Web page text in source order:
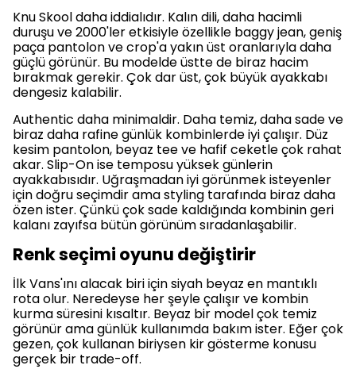
Knu Skool daha iddialıdır. Kalın dili, daha hacimli
duruşu ve 2000'ler etkisiyle özellikle baggy jean, geniş
paça pantolon ve crop'a yakın üst oranlarıyla daha
güçlü görünür. Bu modelde üstte de biraz hacim
bırakmak gerekir. Çok dar üst, çok büyük ayakkabı
dengesiz kalabilir.
Authentic daha minimaldir. Daha temiz, daha sade ve
biraz daha rafine günlük kombinlerde iyi çalışır. Düz
kesim pantolon, beyaz tee ve hafif ceketle çok rahat
akar. Slip-On ise temposu yüksek günlerin
ayakkabısıdır. Uğraşmadan iyi görünmek isteyenler
için doğru seçimdir ama styling tarafında biraz daha
özen ister. Çünkü çok sade kaldığında kombinin geri
kalanı zayıfsa bütün görünüm sıradanlaşabilir.
Renk seçimi oyunu değiştirir
İlk Vans'ını alacak biri için siyah beyaz en mantıklı
rota olur. Neredeyse her şeyle çalışır ve kombin
kurma süresini kısaltır. Beyaz bir model çok temiz
görünür ama günlük kullanımda bakım ister. Eğer çok
gezen, çok kullanan biriysen kir gösterme konusu
gerçek bir trade-off.